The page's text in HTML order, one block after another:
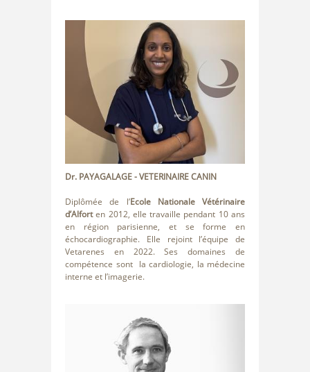
Dr. PAYAGALAGE- VETERINAIRE CANIN
Diplômée de l’Ecole Nationale Vétérinaire
d’Alforten 2012, elle travaille pendant 10 ans
en région parisienne, et se forme en
échocardiographie. Elle rejoint l’équipe de
Vetarenes en 2022. Ses domaines de
compétence sont la cardiologie, la médecine
interne et l’imagerie.